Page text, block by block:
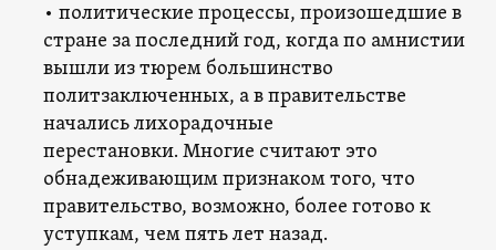
• политические процессы, произошедшие в
стране за последний год, когда по амнистии
вышли из тюрем большинство
политзаключенных, а в правительстве
начались лихорадочные
перестановки. Многие считают это
обнадеживающим признаком того, что
правительство, возможно, более готово к
уступкам, чем пять лет назад.